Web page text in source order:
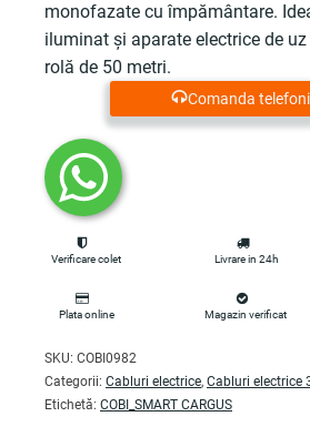
monofazate cu împământare.
iluminat și aparate electrice de
rolă de 50 metri.
Comanda
Verificare colet Livrare in 24h
Plata online Magazin verificat
SKU: COBI0982
Categorii: Cabluri electrice, Cabluri electrice
Etichetă: COBI_SMART CARGUS